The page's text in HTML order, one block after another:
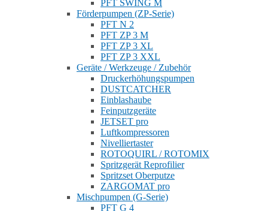
PFT SWING M
Förderpumpen (ZP-Serie)
PFT N 2
PFT ZP 3 M
PFT ZP 3 XL
PFT ZP 3 XXL
Geräte / Werkzeuge / Zubehör
Druckerhöhungspumpen
DUSTCATCHER
Einblashaube
Feinputzgeräte
JETSET pro
Luftkompressoren
Nivelliertaster
ROTOQUIRL / ROTOMIX
Spritzgerät Reprofilier
Spritzset Oberputze
ZARGOMAT pro
Mischpumpen (G-Serie)
PFT G 4